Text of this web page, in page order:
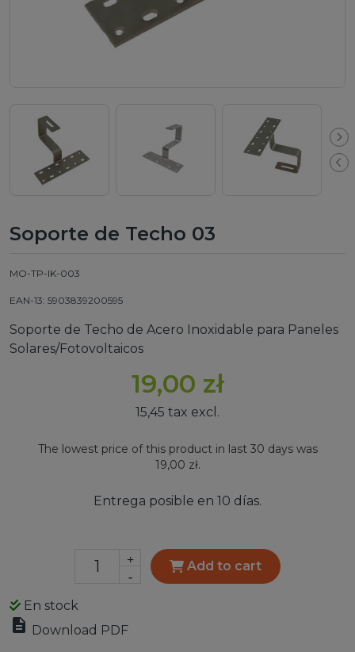
Soporte de Techo 03
MO-TP-IK-003
EAN-13: 5903839200595
Soporte de Techo de Acero Inoxidable para Paneles
Solares/Fotovoltaicos
19,00 zł
15,45 tax excl.
The lowest price of this product in last 30 days was
19,00 zł.
Entrega posible en 10 días.
+
Add to cart
En stock
 Download PDF